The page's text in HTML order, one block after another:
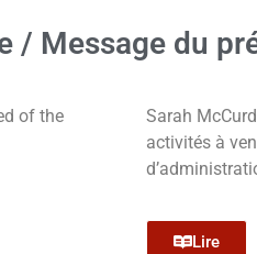
/ Message du
of the
Sarah
activités à
Lire